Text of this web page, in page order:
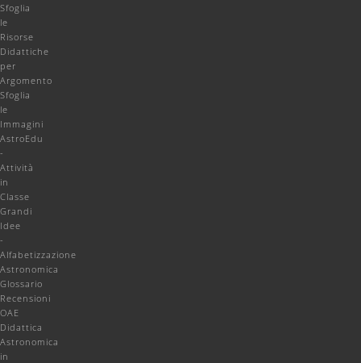
Sfoglia
le
Risorse
Didattiche
per
Argomento
Sfoglia
le
Immagini
AstroEdu
-
Attività
in
Classe
Grandi
Idee
-
Alfabetizzazione
Astronomica
Glossario
Recensioni
OAE
Didattica
Astronomica
in